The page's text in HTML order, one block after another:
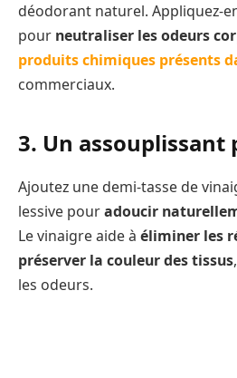
déodorant naturel. Appliquez-
pour neutraliser les odeurs
produits chimiques présents
commerciaux.
3. Un assouplissant
Ajoutez une demi-tasse de
lessive pouradoucir
Le vinaigre aide à éliminer les
préserver la couleur des tissus
les odeurs.